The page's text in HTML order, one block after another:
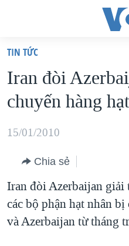
truy
cập
Tới
dung
chính
điều
hướng
chính
VIỆT NAM
HOA KỲ
BIỂN ĐÔNG
BLOG
DIỄN ĐÀN
MỤC
TIN TỨC
Iran đòi
chuyến hàng
15/01/2010
Chia sẻ
Iran đòi Azerbaijan giải
các bộ phận hạt nhân
và Azerbaijan từ tháng